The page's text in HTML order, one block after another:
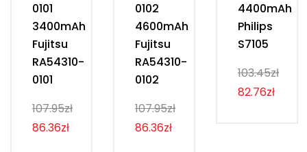
0101
3400mAh
Fujitsu
RA54310-
0101
107.95zł
86.36zł
0102
4600mAh
Fujitsu
RA54310-
0102
107.95zł
86.36zł
4400mAh
Philips
S7105
103.45zł
82.76zł